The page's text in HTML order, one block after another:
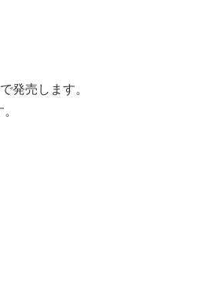
発売します。